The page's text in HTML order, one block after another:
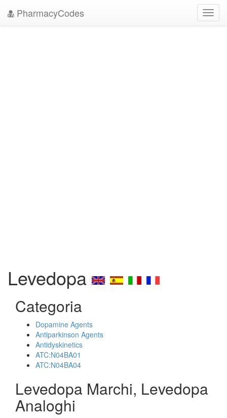
PharmacyCodes
Levedopa
Categoria
Dopamine Agents
Antiparkinson Agents
Antidyskinetics
ATC:N04BA01
ATC:N04BA04
Levedopa Marchi, Levedopa
Analoghi